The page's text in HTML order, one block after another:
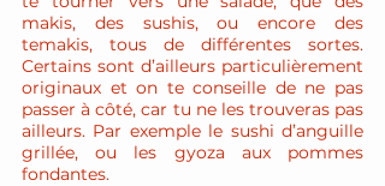
makis, des sushis, ou encore des
temakis, tous de différentes sortes.
Certains sont d’ailleurs particulièrement
originaux et on te conseille de ne pas
passer à côté, car tu ne les trouveras pas
ailleurs. Par exemple le sushi d’anguille
grillée, ou les gyoza aux pommes
fondantes.